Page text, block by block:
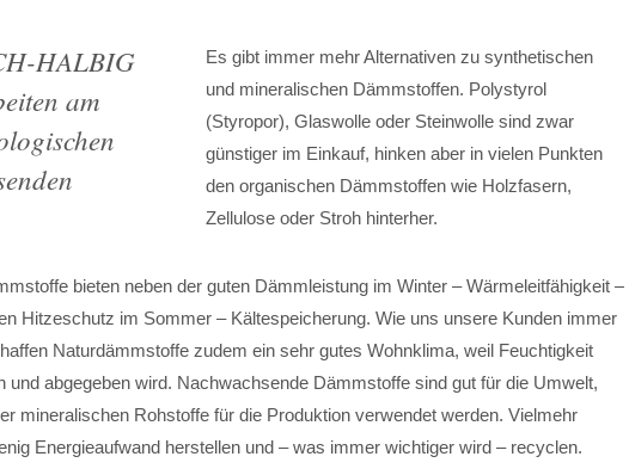
HALBIG
am
Es gibt immer mehr Alternativen zu synthetischen
und mineralischen Dämmstoffen. Polystyrol
(Styropor), Glaswolle oder Steinwolle sind zwar
günstiger im Einkauf, hinken aber in vielen Punkten
den organischen Dämmstoffen wie Holzfasern,
Zellulose oder Stroh hinterher.
bieten neben der guten Dämmleistung im Winter – Wärmeleitfähigkeit –
Hitzeschutz im Sommer – Kältespeicherung. Wie uns unsere Kunden immer
Naturdämmstoffe zudem ein sehr gutes Wohnklima, weil Feuchtigkeit
und abgegeben wird. Nachwachsende Dämmstoffe sind gut für die Umwelt,
mineralischen Rohstoffe für die Produktion verwendet werden. Vielmehr
Energieaufwand herstellen und – was immer wichtiger wird – recyclen.